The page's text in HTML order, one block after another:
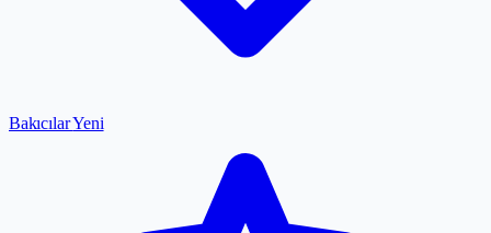
BakıcılarYeni